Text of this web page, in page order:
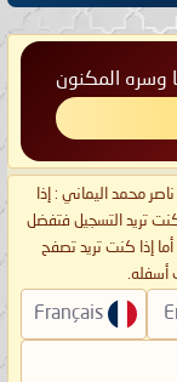
وسره المكنون
محمد اليماني : إذا
كنت تريد التسجيل فتفضل
إذا كنت تريد تصفح
أسفله.
Français